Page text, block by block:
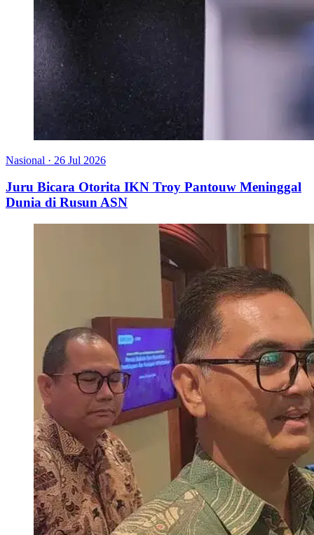
Nasional · 26 Jul 2026
Juru Bicara Otorita IKN Troy Pantouw Meninggal
Dunia di Rusun ASN